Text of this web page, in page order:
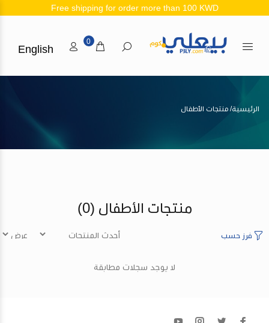
Free shipping for order more than 100 KWD
0
English
الرئيسية منتجات الأطفال
منتجات الأطفال (0)
فرز حسب
لا يوجد سجلات مطابقة